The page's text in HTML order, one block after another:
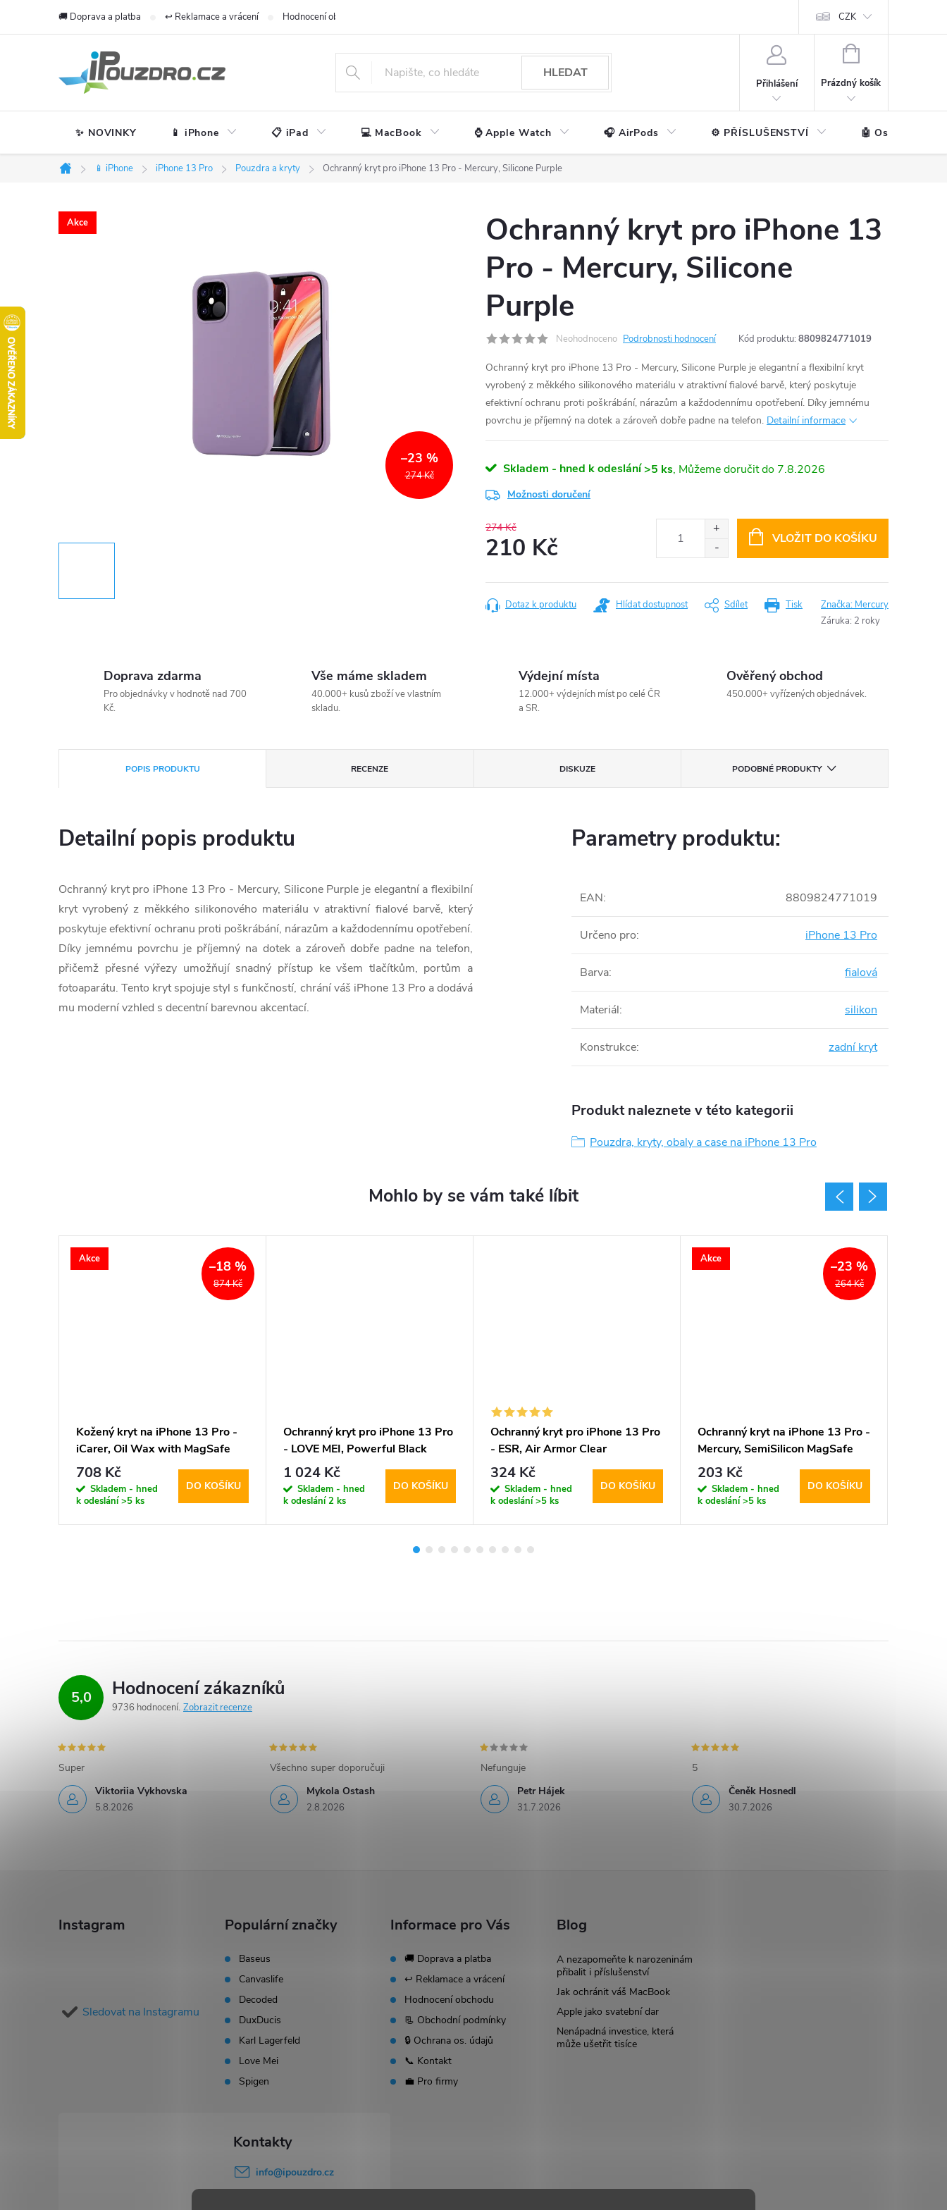
🚚 Doprava a platba ↩️ Reklamace a vrácení Hodnocení obchodu CZK
HLEDAT
Přihlášení
NÁKUPNÍ
Prázdný košík
✨ NOVINKY 📱 iPhone 📋 iPad 💻 MacBook ⌚ Apple Watch 🎧 AirPods ⚙️ PŘÍSLUŠENSTVÍ 🤖 Ostatní
Domů
📱 iPhone iPhone 13 Pro Pouzdra a kryty Ochranný kryt pro iPhone 13 Pro - Mercury, Silicone Purple
Akce
274 Kč
–23 %
Ochranný kryt pro iPhone 13
Pro - Mercury, Silicone
Purple
Neohodnoceno Podrobnosti hodnocení Kód produktu: 8809824771019
Ochranný kryt pro iPhone 13 Pro - Mercury, Silicone Purple je elegantní a flexibilní kryt
vyrobený z měkkého silikonového materiálu v atraktivní fialové barvě, který poskytuje
efektivní ochranu proti poškrábání, nárazům a každodennímu opotřebení. Díky jemnému
povrchu je příjemný na dotek a zároveň dobře padne na telefon. Detailní informace
Skladem - hned k odeslání>5 ks 7.8.2026
Možnosti doručení
274 Kč
210 Kč
cena:
VLOŽIT DO KOŠÍKU
Tisk
Dotaz k produktu Hlídat dostupnost Sdílet Značka: Mercury
Záruka: 2 roky
Doprava zdarma
Pro objednávky v hodnotě nad 700
Kč.
Vše máme skladem
40.000+ kusů zboží ve vlastním
skladu.
Výdejní místa
12.000+ výdejních míst po celé ČR
a SR.
Ověřený obchod
450.000+ vyřízených objednávek.
POPIS PRODUKTU RECENZE DISKUZE PODOBNÉ PRODUKTY
Detailní popis produktu
Ochranný kryt pro iPhone 13 Pro - Mercury, Silicone Purple je elegantní a flexibilní
kryt vyrobený z měkkého silikonového materiálu v atraktivní fialové barvě, který
poskytuje efektivní ochranu proti poškrábání, nárazům a každodennímu opotřebení.
Díky jemnému povrchu je příjemný na dotek a zároveň dobře padne na telefon,
přičemž přesné výřezy umožňují snadný přístup ke všem tlačítkům, portům a
fotoaparátu. Tento kryt spojuje styl s funkčností, chrání váš iPhone 13 Pro a dodává
mu moderní vzhled s decentní barevnou akcentací.
Parametry produktu:
EAN: 8809824771019
Určeno pro: iPhone 13 Pro
Barva: fialová
Materiál: silikon
Konstrukce: zadní kryt
Produkt naleznete v této kategorii
Pouzdra, kryty, obaly a case na iPhone 13 Pro
Akce
874 Kč
–18 %
Kožený kryt na iPhone 13 Pro -
iCarer, Oil Wax with MagSafe
Blue
708 Kč
Skladem - hned
k odeslání>5 ks
DO KOŠÍKU
Ochranný kryt pro iPhone 13 Pro
- LOVE MEI, Powerful Black
1 024 Kč
Skladem - hned
k odeslání2 ks
DO KOŠÍKU
Ochranný kryt pro iPhone 13 Pro
- ESR, Air Armor Clear
324 Kč
Skladem - hned
k odeslání>5 ks
DO KOŠÍKU
Akce
264 Kč
–23 %
Ochranný kryt na iPhone 13 Pro -
Mercury, SemiSilicon MagSafe
Pink
203 Kč
Skladem - hned
k odeslání>5 ks
DO KOŠÍKU
5,0 Hodnocení zákazníků
9736 hodnocení Zobrazit recenze
Viktoriia Vykhovska
5.8.2026
Super
Mykola Ostash
2.8.2026
Všechno super doporučuji
Petr Hájek
31.7.2026
Nefunguje
Čeněk Hosnedl
30.7.2026
5
Instagram
Sledovat na Instagramu
Populární značky
Baseus
Canvaslife
Decoded
DuxDucis
Karl Lagerfeld
Love Mei
Spigen
Informace pro Vás
🚚 Doprava a platba
↩️ Reklamace a vrácení
Hodnocení obchodu
📃 Obchodní podmínky
🔒 Ochrana os. údajů
📞 Kontakt
💼 Pro firmy
Blog
A nezapomeňte k narozeninám
přibalit i příslušenství
Jak ochránit váš MacBook
Apple jako svatební dar
Nenápadná investice, která
může ušetřit tisíce
info@ipouzdro.cz